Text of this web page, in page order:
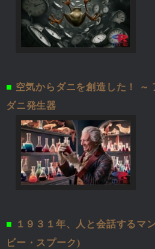
■ 空気からダニを創造した！ ～
ダニ発生器
■
１９３１年、人と会話するマ
ビー・スプーク)